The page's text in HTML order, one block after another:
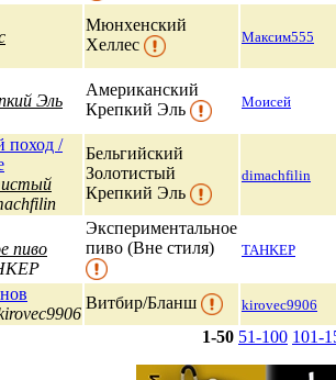
Мюнхенский
Хеллес
Максим555
Эль
Американский
Крепкий Эль
Моисей
поход /
Бельгийский
Золотистый
Крепкий Эль
dimachfilin
пиво
Экспериментальное
пиво (Вне стиля)
TAHKEP
Витбир/Бланш kirovec9906
1-50 51-100 101-